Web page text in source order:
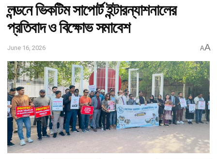
লন্ডনে ভিকটিম সাপোর্ট ইন্টারন্যাশনালের
প্রতিবাদ ও বিক্ষোভ সমাবেশ
June 16, 2026 AA